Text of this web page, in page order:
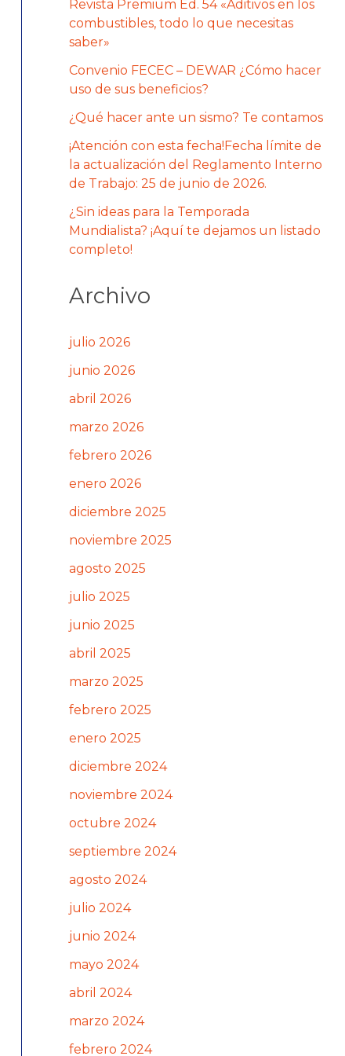
Revista Premium Ed. 54 «Aditivos en los
combustibles, todo lo que necesitas
saber»
Convenio FECEC – DEWAR ¿Cómo hacer
uso de sus beneficios?
¿Qué hacer ante un sismo? Te contamos
¡Atención con esta fecha!Fecha límite de
la actualización del Reglamento Interno
de Trabajo: 25 de junio de 2026.
¿Sin ideas para la Temporada
Mundialista? ¡Aquí te dejamos un listado
completo!
Archivo
julio 2026
junio 2026
abril 2026
marzo 2026
febrero 2026
enero 2026
diciembre 2025
noviembre 2025
agosto 2025
julio 2025
junio 2025
abril 2025
marzo 2025
febrero 2025
enero 2025
diciembre 2024
noviembre 2024
octubre 2024
septiembre 2024
agosto 2024
julio 2024
junio 2024
mayo 2024
abril 2024
marzo 2024
febrero 2024